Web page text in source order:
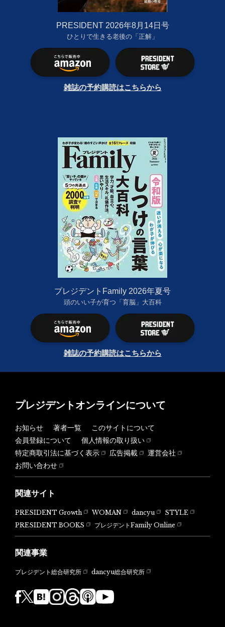
PRESIDENT 2026年8月14日号
ひとりで生きる老後の「正解」
雑誌の予約購読はこちらから
プレジデントFamily 2026年夏号
頭のいい子が育つ「育脳」大百科
雑誌の予約購読はこちらから
プレジデントオンラインについて
お知らせ 著者一覧
このサイトについて
会員登録について
個人情報の取り扱い
特定商取引法に基づく表示
広告掲載
運営会社
お問い合わせ
関連サイト
PRESIDENT Growth WOMAN dancyu
STYLE
PRESIDENT BOOKS
プレジデントFamily Online
関連事業
プレジデント総合研究所 dancyu総合研究所